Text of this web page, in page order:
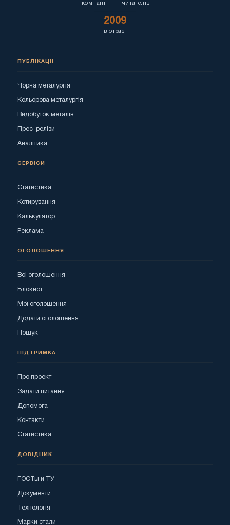
компанії читателів
2009
в отразі
ПУБЛІКАЦІЇ
Чорна металургія
Кольорова металургія
Видобуток металів
Прес-релізи
Аналітика
СЕРВІСИ
Статистика
Котирування
Калькулятор
Реклама
ОГОЛОШЕННЯ
Всі оголошення
Блокнот
Мої оголошення
Додати оголошення
Пошук
ПІДТРИМКА
Про проект
Задати питання
Допомога
Контакти
Статистика
ДОВІДНИК
ГОСТы и ТУ
Документи
Технологія
Марки стали